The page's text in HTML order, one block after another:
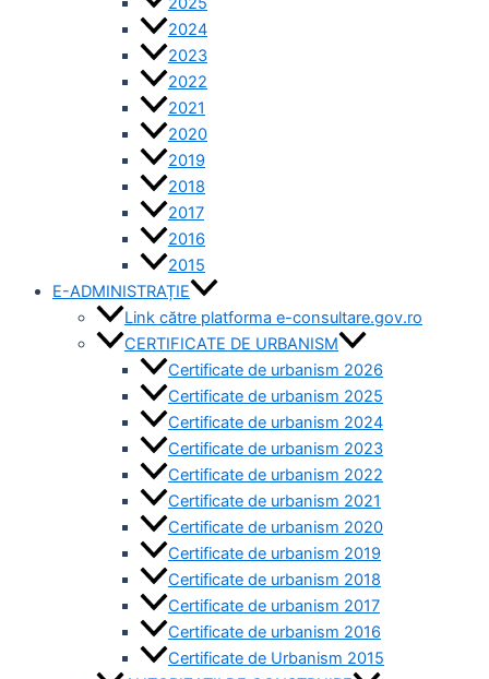
2024
2023
2022
2021
2020
2019
2018
2017
2016
2015
E-ADMINISTRAȚIE
Link către platforma e-consultare.gov.ro
CERTIFICATE DE URBANISM
Certificate de urbanism 2026
Certificate de urbanism 2025
Certificate de urbanism 2024
Certificate de urbanism 2023
Certificate de urbanism 2022
Certificate de urbanism 2021
Certificate de urbanism 2020
Certificate de urbanism 2019
Certificate de urbanism 2018
Certificate de urbanism 2017
Certificate de urbanism 2016
Certificate de Urbanism 2015